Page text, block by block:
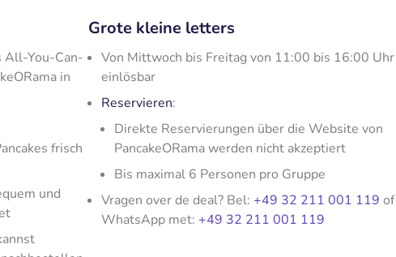
All-You-Can-
in
frisch
und
Grote kleine letters
Von Mittwoch bis Freitag von 11:00 bis 16:00 Uhr
einlösbar
Reservieren:
Direkte Reservierungen über die Website von
PancakeORama werden nicht akzeptiert
Bis maximal 6 Personen pro Gruppe
Vragen over de deal? Bel: +49 32 211 001 119 of
WhatsApp met: +49 32 211 001 119